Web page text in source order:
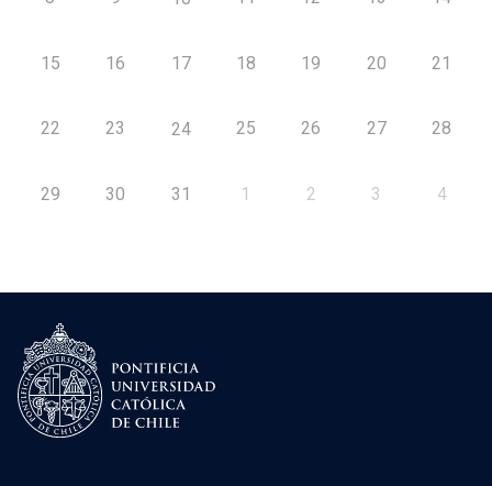
15 16 17 18 19 20 21
22 23 24 25 26 27 28
29 30 31 1 2 3 4